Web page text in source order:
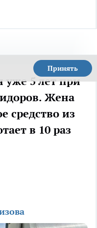
Принять
уже 5 лет при
Жена
средство из
в 10 раз